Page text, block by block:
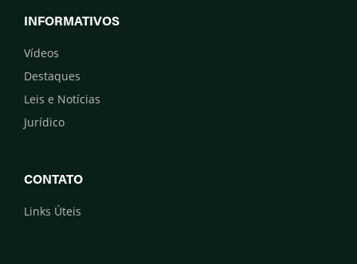
INFORMATIVOS
Vídeos
Destaques
Leis e Notícias
Jurídico
CONTATO
Links Úteis